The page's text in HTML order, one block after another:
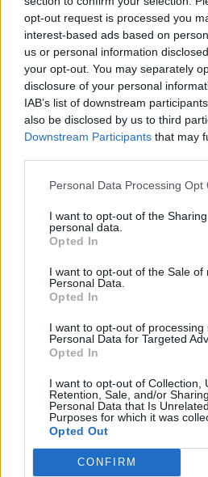
opt-out request is processed you
interest-based ads based on
us or personal information
your opt-out. You may separately
disclosure of your personal
IAB’s list of downstream
also be disclosed by us to third
Downstream Participants that may
Personal Data Processing Opt
I want to opt-out of the
personal data.
Opted In
I want to opt-out of the Sale of
Personal Data.
Opted In
I want to opt-out of processing
Personal Data for Targeted
Opted In
I want to opt-out of Collection,
Retention, Sale, and/or
Personal Data that Is
Purposes for which it was
Opted Out
CONFIRM
Ακολουθήστε το Pink.gr